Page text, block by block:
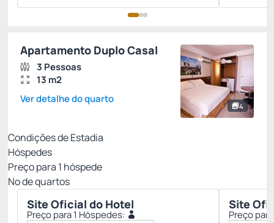
4
Apartamento Duplo Casal
3 Pessoas
13 m2
Ver detalhe do quarto
Condições de Estadia
Hóspedes
Preço para 1 hóspede
Nº de quartos
Site Oficial do Hotel
Preço para 1 Hóspedes:
Site
Preço